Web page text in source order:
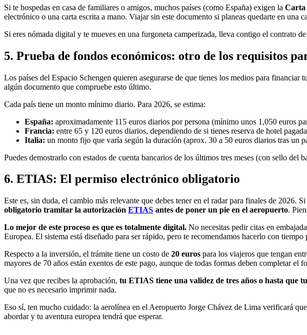
Si te hospedas en casa de familiares o amigos, muchos países (como España) exigen la Carta
electrónico o una carta escrita a mano. Viajar sin este documento si planeas quedarte en una
Si eres nómada digital y te mueves en una furgoneta camperizada, lleva contigo el contrato
5. Prueba de fondos económicos: otro de los requisitos
Los países del Espacio Schengen quieren asegurarse de que tienes los medios para financiar
algún documento que compruebe esto último.
Cada país tiene un monto mínimo diario. Para 2026, se estima:
España: aproximadamente 115 euros diarios por persona (mínimo unos 1,050 euros
Francia: entre 65 y 120 euros diarios, dependiendo de si tienes reserva de hotel
Italia: un monto fijo que varía según la duración (aprox. 30 a 50 euros diarios tras un
Puedes demostrarlo con estados de cuenta bancarios de los últimos tres meses (con sello
6. ETIAS: El permiso electrónico obligatorio
Este es, sin duda, el cambio más relevante que debes tener en el radar para finales de 2026.
obligatorio tramitar la autorización ETIAS antes de poner un pie en el aeropuerto.
Lo mejor de este proceso es que es totalmente digital. No necesitas pedir citas en
Europea. El sistema está diseñado para ser rápido, pero te recomendamos hacerlo con
Respecto a la inversión, el trámite tiene un costo de 20 euros para los viajeros que tengan
mayores de 70 años están exentos de este pago, aunque de todas formas deben completar el
Una vez que recibes la aprobación, tu ETIAS tiene una validez de tres años o hasta que
que no es necesario imprimir nada.
Eso sí, ten mucho cuidado: la aerolínea en el Aeropuerto Jorge Chávez de Lima verificará
abordar y tu aventura europea tendrá que esperar.